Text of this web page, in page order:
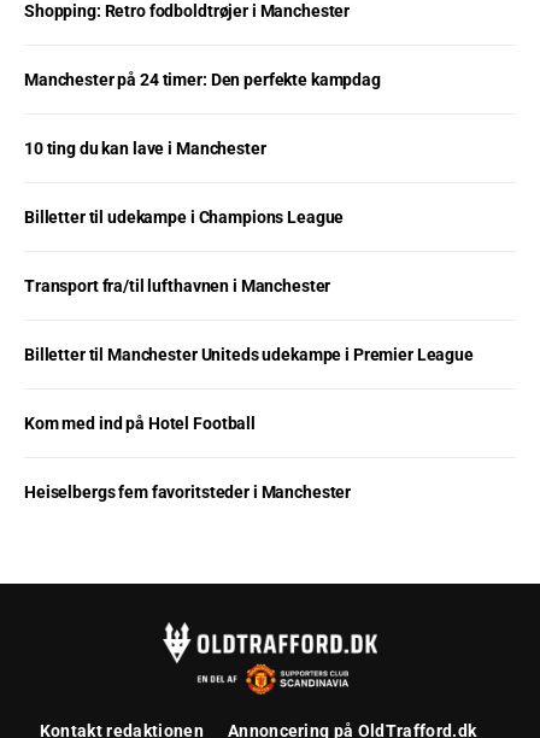
Shopping: Retro fodboldtrøjer i Manchester
Manchester på 24 timer: Den perfekte kampdag
10 ting du kan lave i Manchester
Billetter til udekampe i Champions League
Transport fra/til lufthavnen i Manchester
Billetter til Manchester Uniteds udekampe i Premier League
Kom med ind på Hotel Football
Heiselbergs fem favoritsteder i Manchester
Kontakt redaktionen Annoncering på OldTrafford.dk